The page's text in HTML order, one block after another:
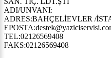
ADI/UNVANI:
ADRES:BAHÇELİEVLER /
TEL:02126569408
FAKS:02126569408